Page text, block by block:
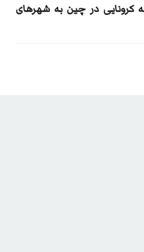
کرونایی در چین به شهرهای